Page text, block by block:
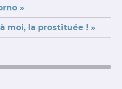
»
moi, la prostituée ! »